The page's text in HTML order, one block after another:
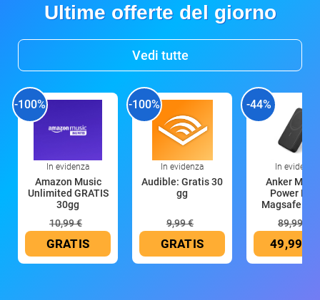
Ultime offerte del giorno
Vedi tutte
-100%
In evidenza
Amazon Music
Unlimited GRATIS
30gg
10,99 €
GRATIS
-100%
In evidenza
Audible: Gratis 30
gg
9,99 €
GRATIS
-44%
In evidenza
Anker
Power
Magsafe
89,99 €
49,99 €